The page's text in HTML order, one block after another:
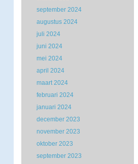
september 2024
augustus 2024
juli 2024
juni 2024
mei 2024
april 2024
maart 2024
februari 2024
januari 2024
december 2023
november 2023
oktober 2023
september 2023